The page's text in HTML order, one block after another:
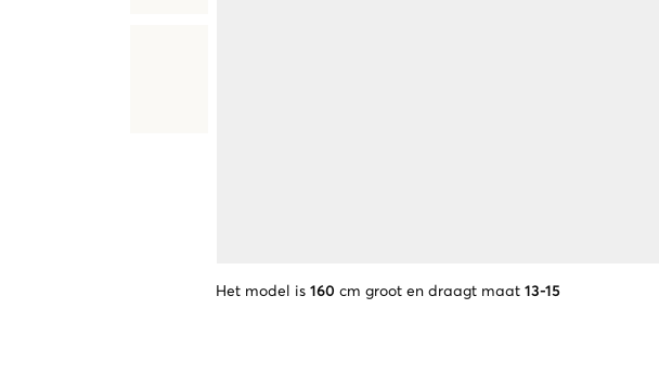
Het model is 160 cm groot en draagt maat 13-15